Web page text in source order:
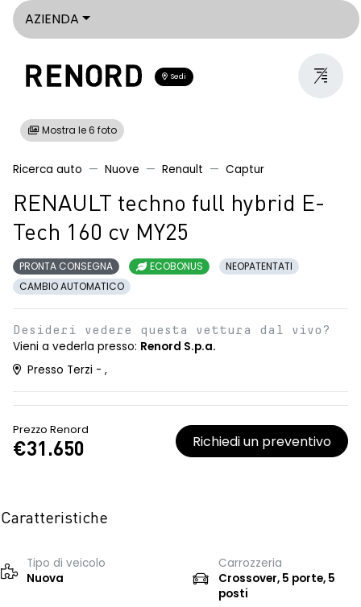
AZIENDA
Sedi
Mostra le 6 foto
Ricerca auto Nuove Renault Captur
RENAULT techno full hybrid E-
Tech 160 cv MY25
PRONTA CONSEGNA ECOBONUS
NEOPATENTATI
CAMBIO AUTOMATICO
Desideri vedere questa vettura dal vivo?
Vieni a vederla presso: Renord S.p.a.
Presso Terzi - ,
Prezzo Renord
€31.650 Richiedi un preventivo
Caratteristiche
Tipo di veicolo
Nuova
Carrozzeria
Crossover, 5 porte, 5
posti